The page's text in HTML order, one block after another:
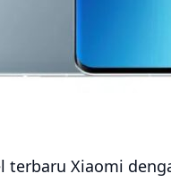
terbaru Xiaomi